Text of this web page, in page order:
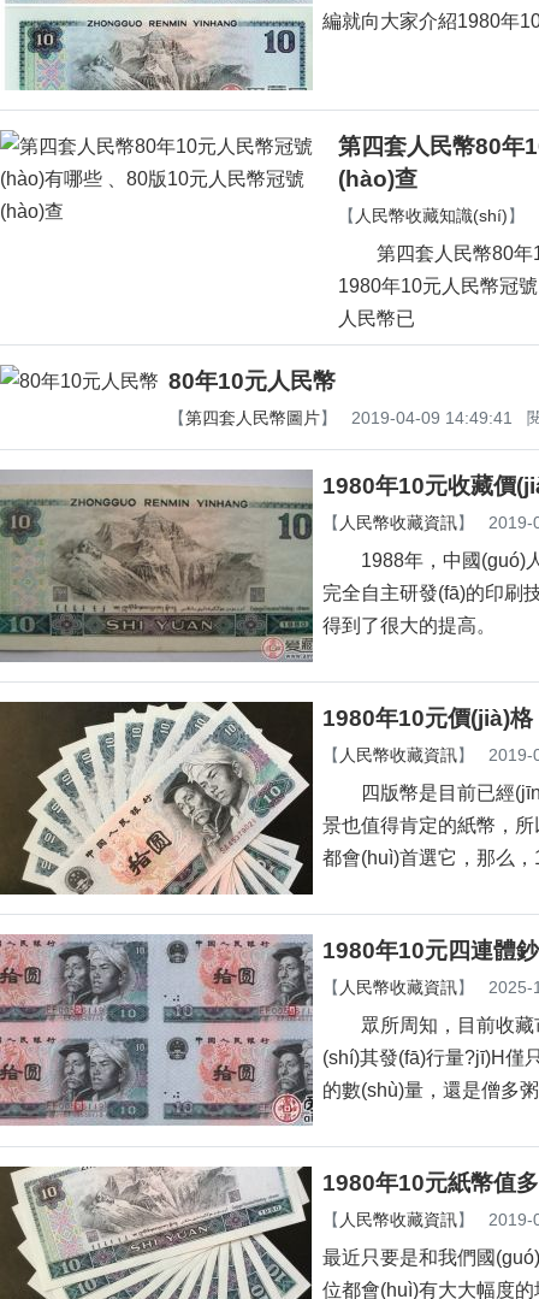
編就向大家介紹1980年10
第四套人民幣80年
(hào)查
【 人民幣收藏知識(shí)】
第四套人民幣80年10
1980年10元人民幣冠
人民幣已
80年10元人民幣
【第四套人民幣圖片】 2019-04-09 14:49:41
1980年10元收藏價
【 人民幣收藏資訊】 2019-
1988年，中國
完全自主研發(fā)的印刷
得到了很大的提高。
1980年10元價(jià)
【 人民幣收藏資訊】 2019-
四版幣是目前已經
景也值得肯定的紙幣，
都會(huì)首選它，那么
1980年10元四連體
【 人民幣收藏資訊】 2025-
眾所周知，目前收
(shí)其發(fā)行量?jī)H僅
的數(shù)量，還是僧
1980年10元紙幣值
【 人民幣收藏資訊】 2019-
最近只要是和我們國
位都會(huì)有大大幅度的增